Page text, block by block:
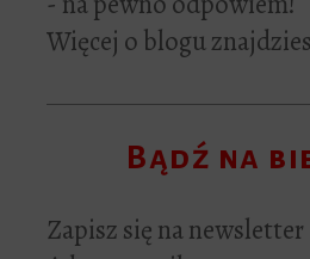
Więcej o blogu
Bądź na
Zapisz się na newsletter